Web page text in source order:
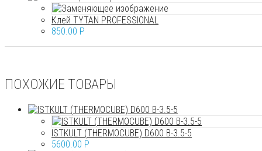
Клей TYTAN PROFESSIONAL
850.00 P
ПОХОЖИЕ ТОВАРЫ
ISTKULT (THERMOCUBE) D600 B-3.5-5
5600.00 P